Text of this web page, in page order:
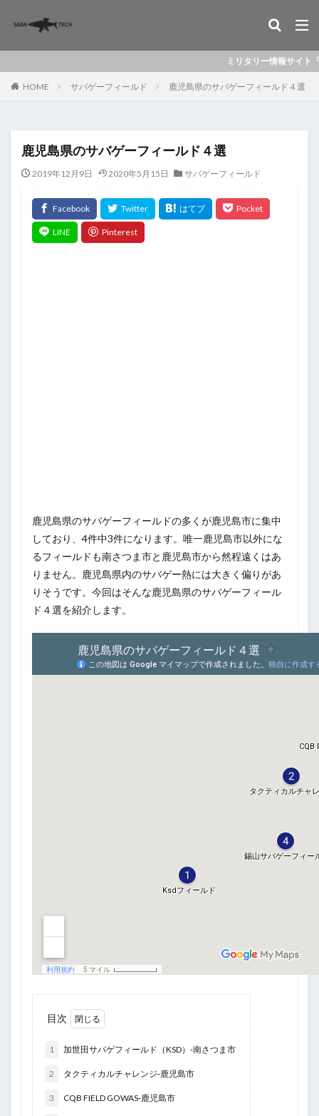
ミリタリー情報サイト「ミリレポ」
HOME サバゲーフィールド 鹿児島県のサバゲーフィールド４選
鹿児島県のサバゲーフィールド４選
2019年12月9日 2020年5月15日 サバゲーフィールド
鹿児島県のサバゲーフィールドの多くが鹿児島市に集中
しており、4件中3件になります。唯一鹿児島市以外にな
るフィールドも南さつま市と鹿児島市から然程遠くはあ
りません。鹿児島県内のサバゲー熱には大きく偏りがあ
りそうです。今回はそんな鹿児島県のサバゲーフィール
ド４選を紹介します。
目次
1 加世田サバゲフィールド（KSD）‐南さつま市
2 タクティカルチャレンジ‐鹿児島市
3 CQB FIELD GOWAS‐鹿児島市